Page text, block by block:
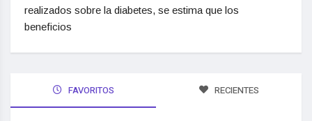
realizados sobre la diabetes, se estima que los
beneficios
FAVORITOS RECIENTES